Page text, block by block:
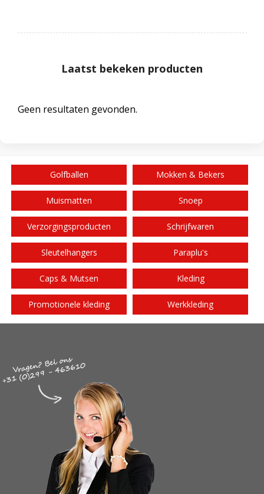
Laatst bekeken producten
Geen resultaten gevonden.
Golfballen Mokken & Bekers
Muismatten Snoep
Verzorgingsproducten Schrijfwaren
Sleutelhangers Paraplu's
Caps & Mutsen Kleding
Promotionele kleding Werkkleding